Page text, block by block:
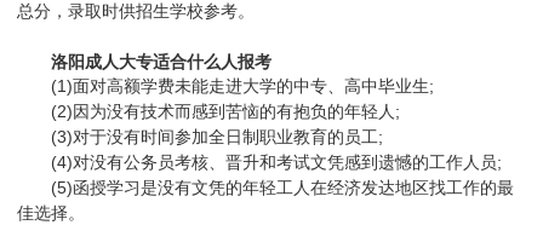
总分，录取时供招生学校参考。
洛阳成人大专适合什么人报考
(1)面对高额学费未能走进大学的中专、高中毕业生;
(2)因为没有技术而感到苦恼的有抱负的年轻人;
(3)对于没有时间参加全日制职业教育的员工;
(4)对没有公务员考核、晋升和考试文凭感到遗憾的工作人员;
(5)函授学习是没有文凭的年轻工人在经济发达地区找工作的最
佳选择。